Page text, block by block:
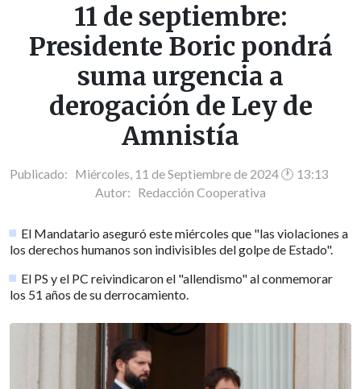
11 de septiembre:
Presidente Boric pondrá
suma urgencia a
derogación de Ley de
Amnistía
Publicado: Miércoles, 11 de Septiembre de 2024 🕐 13:13
Autor: Redacción Cooperativa
El Mandatario aseguró este miércoles que "las violaciones a
los derechos humanos son indivisibles del golpe de Estado".
El PS y el PC reivindicaron el "allendismo" al conmemorar
los 51 años de su derrocamiento.